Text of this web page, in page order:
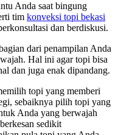
Anda saat bingung
tim konveksi topi bekasi
dan berdiskusi.
dari penampilan Anda
Hal ini agar topi bisa
dan juga enak dipandang.
topi yang memberi
sebaiknya pilih topi yang
Anda yang berwajah
sedikit